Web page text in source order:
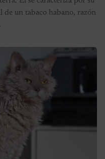
de un tabaco habano, razón